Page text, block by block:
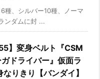
種、シルバー10種、ノーマ
ンダムに封 ...
】変身ベルト『CSM
ドライバー』仮面ラ
りきり【バンダイ】